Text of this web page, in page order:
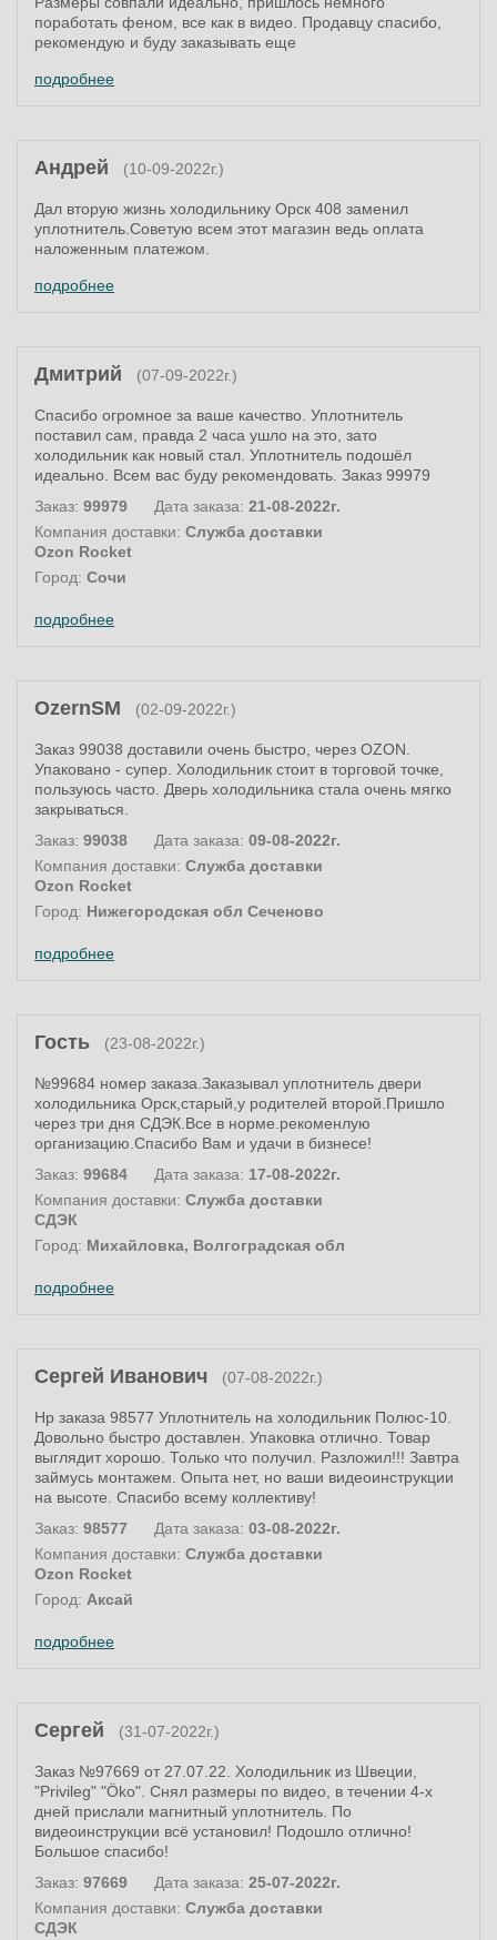
поработать феном, все как в видео. Продавцу спасибо,
рекомендую и буду заказывать еще
подробнее
Андрей (10-09-2022г.)
Дал вторую жизнь холодильнику Орск 408 заменил
уплотнитель.Советую всем этот магазин ведь оплата
наложенным платежом.
подробнее
Дмитрий (07-09-2022г.)
Спасибо огромное за ваше качество. Уплотнитель
поставил сам, правда 2 часа ушло на это, зато
холодильник как новый стал. Уплотнитель подошёл
идеально. Всем вас буду рекомендовать. Заказ 99979
Заказ: 99979 Дата заказа: 21-08-2022г.
Компания доставки: Служба доставки
Ozon Rocket
Город: Сочи
подробнее
OzernSM (02-09-2022г.)
Заказ 99038 доставили очень быстро, через OZON.
Упаковано - супер. Холодильник стоит в торговой точке,
пользуюсь часто. Дверь холодильника стала очень мягко
закрываться.
Заказ: 99038 Дата заказа: 09-08-2022г.
Компания доставки: Служба доставки
Ozon Rocket
Город: Нижегородская обл Сеченово
подробнее
Гость (23-08-2022г.)
№99684 номер заказа.Заказывал уплотнитель двери
холодильника Орск,старый,у родителей второй.Пришло
через три дня СДЭК.Все в норме.рекоменлую
организацию.Спасибо Вам и удачи в бизнесе!
Заказ: 99684 Дата заказа: 17-08-2022г.
Компания доставки: Служба доставки
СДЭК
Город: Михайловка, Волгоградская обл
подробнее
Сергей Иванович (07-08-2022г.)
Нр заказа 98577 Уплотнитель на холодильник Полюс-10.
Довольно быстро доставлен. Упаковка отлично. Товар
выглядит хорошо. Только что получил. Разложил!!! Завтра
займусь монтажем. Опыта нет, но ваши видеоинструкции
на высоте. Спасибо всему коллективу!
Заказ: 98577 Дата заказа: 03-08-2022г.
Компания доставки: Служба доставки
Ozon Rocket
Город: Аксай
подробнее
Сергей (31-07-2022г.)
Заказ №97669 от 27.07.22. Холодильник из Швеции,
"Privileg" "Öko". Снял размеры по видео, в течении 4-х
дней прислали магнитный уплотнитель. По
видеоинструкции всё установил! Подошло отлично!
Большое спасибо!
Заказ: 97669 Дата заказа: 25-07-2022г.
Компания доставки: Служба доставки
СДЭК